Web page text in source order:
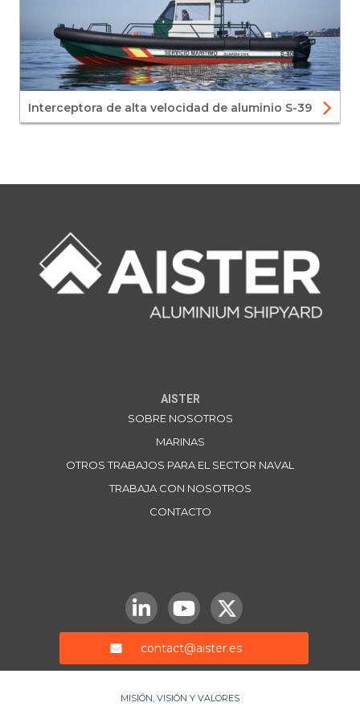
Interceptora de alta velocidad de aluminio S-39
AISTER
SOBRE NOSOTROS
MARINAS
OTROS TRABAJOS PARA EL SECTOR NAVAL
TRABAJA CON NOSOTROS
CONTACTO
contact@aister.es
MISIÓN, VISIÓN Y VALORES